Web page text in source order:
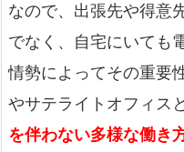
なので、出張先や得意
でなく、自宅にいても
情勢によってその重要
やサテライトオフィス
を伴わない多様な働き